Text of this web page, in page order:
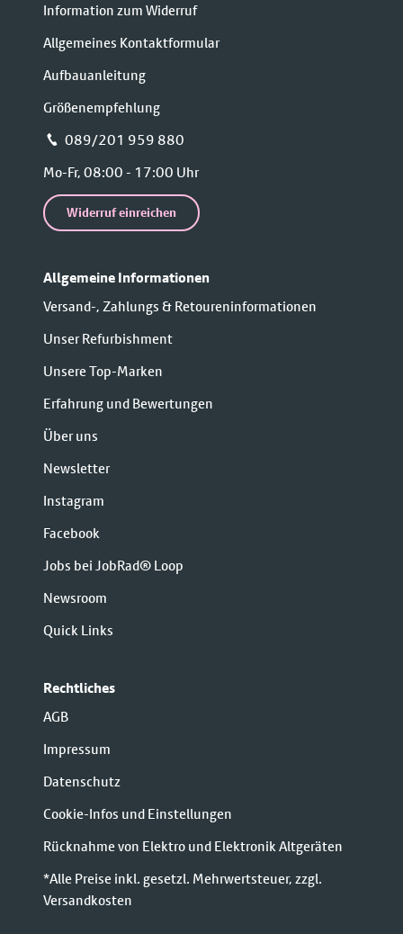
Information zum Widerruf
Allgemeines Kontaktformular
Aufbauanleitung
Größenempfehlung
📞 089/201 959 880
Mo-Fr, 08:00 - 17:00 Uhr
Widerruf einreichen
Allgemeine Informationen
Versand-, Zahlungs & Retoureninformationen
Unser Refurbishment
Unsere Top-Marken
Erfahrung und Bewertungen
Über uns
Newsletter
Instagram
Facebook
Jobs bei JobRad® Loop
Newsroom
Quick Links
Rechtliches
AGB
Impressum
Datenschutz
Cookie-Infos und Einstellungen
Rücknahme von Elektro und Elektronik Altgeräten
*Alle Preise inkl. gesetzl. Mehrwertsteuer, zzgl.
Versandkosten